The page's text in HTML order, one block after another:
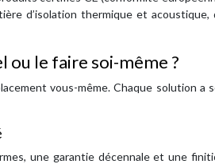
d’isolation thermique et acoustique,
ou le faire soi-même ?
vous-même. Chaque solution a
une garantie décennale et une